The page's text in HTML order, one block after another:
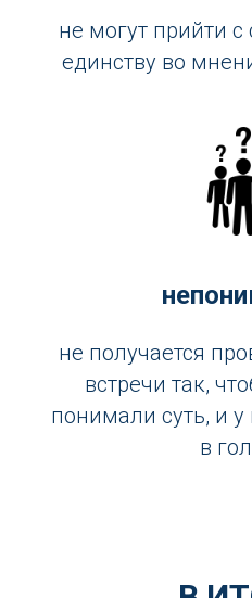
не могут прийти
единству во
не получается
встречи так,
понимали суть, и
в